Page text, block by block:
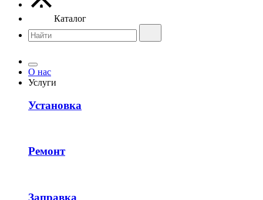
Каталог
О нас
Услуги
Установка
Ремонт
Заправка